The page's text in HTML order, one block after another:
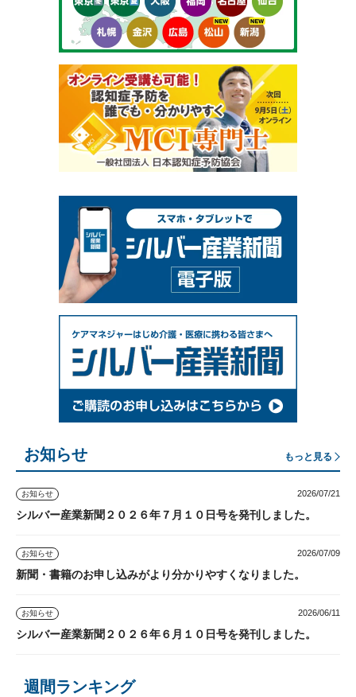
お知らせ もっと見る
お知らせ 2026/07/21
シルバー産業新聞２０２６年７月１０日号を発刊しました。
お知らせ 2026/07/09
新聞・書籍のお申し込みがより分かりやすくなりました。
お知らせ 2026/06/11
シルバー産業新聞２０２６年６月１０日号を発刊しました。
週間ランキング